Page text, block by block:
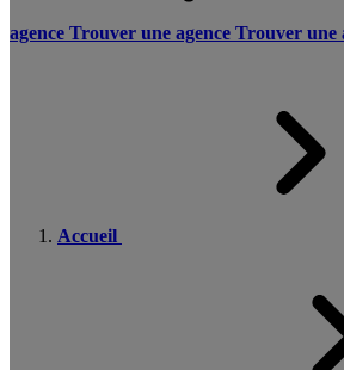
agence Trouver une agence Trouver une
Accueil